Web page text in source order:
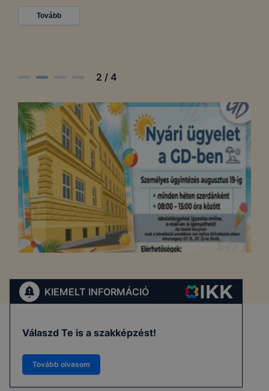
Tovább
2 / 4
KIEMELT INFORMÁCIÓ
Válaszd Te is a szakképzést!
Tovább olvasom